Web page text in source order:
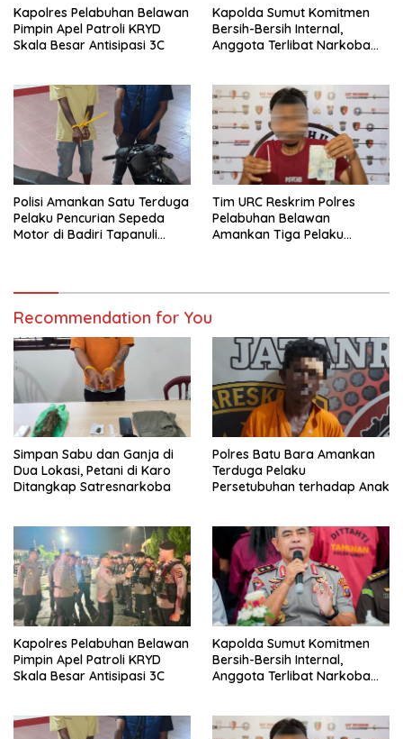
Kapolres Pelabuhan Belawan
Pimpin Apel Patroli KRYD
Skala Besar Antisipasi 3C
Kapolda Sumut Komitmen
Bersih-Bersih Internal,
Anggota Terlibat Narkoba
Polisi Amankan Satu Terduga
Pelaku Pencurian Sepeda
Motor di Badiri Tapanuli
Tim URC Reskrim Polres
Pelabuhan Belawan
Amankan Tiga Pelaku
Recommendation for You
Simpan Sabu dan Ganja di
Dua Lokasi, Petani di Karo
Ditangkap Satresnarkoba
Polres Batu Bara Amankan
Terduga Pelaku
Persetubuhan terhadap Anak
Kapolres Pelabuhan Belawan
Pimpin Apel Patroli KRYD
Skala Besar Antisipasi 3C
Kapolda Sumut Komitmen
Bersih-Bersih Internal,
Anggota Terlibat Narkoba